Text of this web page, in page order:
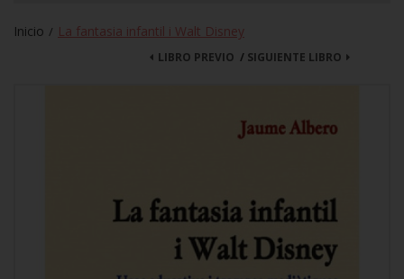
Inicio / La fantasia infantil i Walt Disney
SIGUIENTE LIBRO
LIBRO PREVIO /